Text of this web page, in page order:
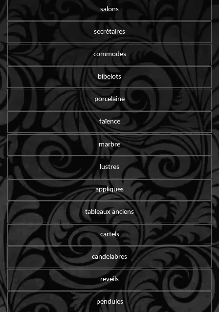
salons
secrétaires
commodes
bibelots
porcelaine
faïence
marbre
lustres
appliques
tableaux anciens
cartels
candelabres
reveils
pendules